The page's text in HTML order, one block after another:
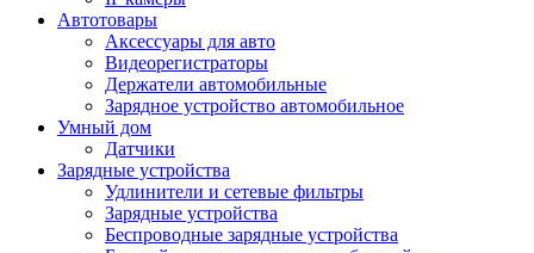
Автотовары
Аксессуары для авто
Видеорегистраторы
Держатели автомобильные
Зарядное устройство автомобильное
Умный дом
Датчики
Зарядные устройства
Удлинители и сетевые фильтры
Зарядные устройства
Беспроводные зарядные устройства